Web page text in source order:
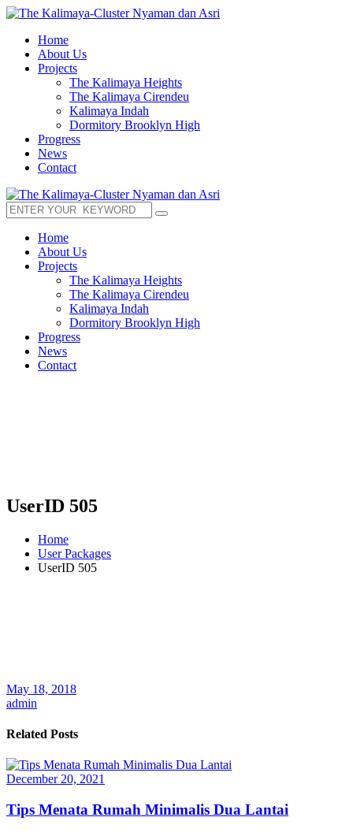
Home
About Us
Projects
The Kalimaya Heights
The Kalimaya Cirendeu
Kalimaya Indah
Dormitory Brooklyn High
Progress
News
Contact
Home
About Us
Projects
The Kalimaya Heights
The Kalimaya Cirendeu
Kalimaya Indah
Dormitory Brooklyn High
Progress
News
Contact
UserID 505
Home
User Packages
UserID 505
May 18, 2018
admin
Related Posts
December 20, 2021
Tips Menata Rumah Minimalis Dua Lantai